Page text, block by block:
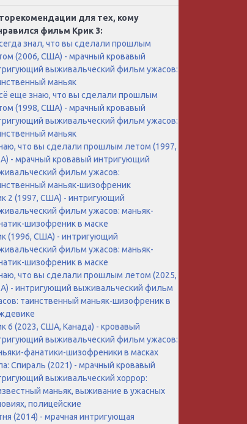
для тех, кому
фильм Крик 3:
знал, что вы сделали прошлым
(2006, США) - мрачный кровавый
выживальческий фильм ужасов:
маньяк
еще знаю, что вы сделали прошлым
(1998, США) - мрачный кровавый
выживальческий фильм ужасов:
маньяк
что вы сделали прошлым летом (1997,
- мрачный кровавый интригующий
фильм ужасов:
маньяк-шизофреник
2 (1997, США) - интригующий
фильм ужасов: маньяк-
шизофреник в маске
(1996, США) - интригующий
фильм ужасов: маньяк-
шизофреник в маске
что вы сделали прошлым летом (2025,
- интригующий выживальческий фильм
таинственный маньяк-шизофреник в
6 (2023, США, Канада) - кровавый
выживальческий фильм ужасов:
фанатики-шизофреники в масках
Спираль (2021) - мрачный кровавый
выживальческий хоррор:
маньяк, выживание в ужасных
полицейские
(2014) - мрачная интригующая